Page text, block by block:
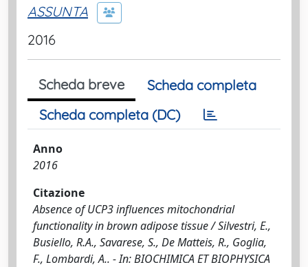
ASSUNTA
2016
Scheda breve
Scheda completa
Scheda completa (DC)
Anno
2016
Citazione
Absence of UCP3 influences mitochondrial
functionality in brown adipose tissue / Silvestri, E.,
Busiello, R.A., Savarese, S., De Matteis, R., Goglia,
F., Lombardi, A.. - In: BIOCHIMICA ET BIOPHYSICA